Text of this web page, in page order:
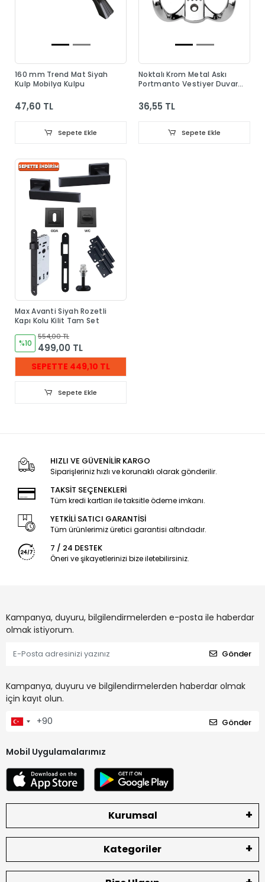
160 mm Trend Mat Siyah
Kulp Mobilya Kulpu
47,60 TL
Sepete Ekle
Noktalı Krom Metal Askı
Portmanto Vestiyer Duvar
36,55 TL
Sepete Ekle
Max Avanti Siyah Rozetli
Kapı Kolu Kilit Tam Set
%10
554,00 TL
499,00 TL
SEPETTE 449,10 TL
Sepete Ekle
HIZLI VE GÜVENİLİR KARGO
Siparişleriniz hızlı ve korunaklı olarak gönderilir.
TAKSİT SEÇENEKLERİ
Tüm kredi kartları ile taksitle ödeme imkanı.
YETKİLİ SATICI GARANTİSİ
Tüm ürünlerimiz üretici garantisi altındadır.
7 / 24 DESTEK
Öneri ve şikayetlerinizi bize iletebilirsiniz.
Kampanya, duyuru, bilgilendirmelerden e-posta ile haberdar
olmak istiyorum.
Gönder
Kampanya, duyuru ve bilgilendirmelerden haberdar olmak
için kayıt olun.
Gönder
Mobil Uygulamalarımız
Kurumsal
Kategoriler